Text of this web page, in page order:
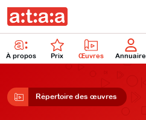
À propos Prix Œuvres Annuaire
Répertoire des œuvres